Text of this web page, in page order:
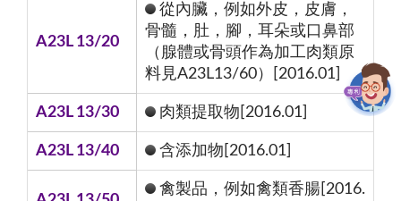
A23L 13/20
從內臟，例如外皮，皮膚，
骨髓，肚，腳，耳朵或口鼻部
（腺體或骨頭作為加工肉類原
料見A23L13/60）[2016.01]
A23L 13/30 肉類提取物[2016.01]
A23L 13/40 含添加物[2016.01]
禽製品，例如禽類香腸[2016.